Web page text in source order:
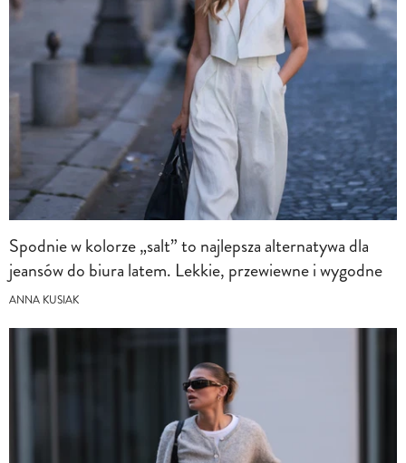
Spodnie w kolorze „salt” to najlepsza alternatywa dla
jeansów do biura latem. Lekkie, przewiewne i wygodne
ANNA KUSIAK